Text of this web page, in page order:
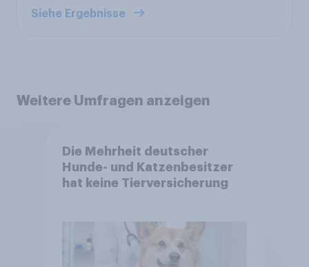
Siehe Ergebnisse
Weitere Umfragen anzeigen
Die Mehrheit deutscher
Hunde- und Katzenbesitzer
hat keine Tierversicherung